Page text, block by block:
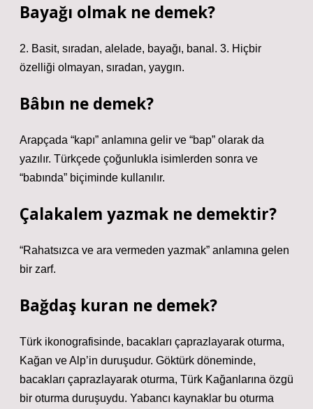
Bayağı olmak ne demek?
2. Basit, sıradan, alelade, bayağı, banal. 3. Hiçbir
özelliği olmayan, sıradan, yaygın.
Bâbın ne demek?
Arapçada “kapı” anlamına gelir ve “bap” olarak da
yazılır. Türkçede çoğunlukla isimlerden sonra ve
“babında” biçiminde kullanılır.
Çalakalem yazmak ne demektir?
“Rahatsızca ve ara vermeden yazmak” anlamına gelen
bir zarf.
Bağdaş kuran ne demek?
Türk ikonografisinde, bacakları çaprazlayarak oturma,
Kağan ve Alp’in duruşudur. Göktürk döneminde,
bacakları çaprazlayarak oturma, Türk Kağanlarına özgü
bir oturma duruşuydu. Yabancı kaynaklar bu oturma